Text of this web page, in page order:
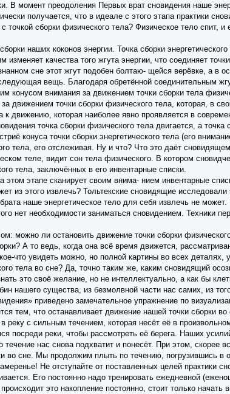
В момент преодоления Первых врат сновидения наше
получается, что в идеале с этого этапа практики
точкой сборки физического тела? Физическое тело спит,
наших коконов энергии. Точка сборки
качества того жгута энергии, что соединяет
сне этот жгут подобен болтаю- щейся верёвке, а в
вещь. Благодаря обретённой соединительным
конусом внимания за движением точки сборки тела
движением точки сборки физического тела, которая, в
к движению, которая наиболее явно проявляется в
точка сборки физического тела двигается, а точка
конуса точки сборки энергетического тела (его
тела, его отслеживая. Ну и что? Что это даёт
теле, видит сон тела физического. В котором
тела, заключённых в его инвентарные списки.
этом этапе сканирует своим внима- нием инвентарные
из этого извлечь? Тольтекские сновидящие исследовали
наше энергетическое тело для себя извлечь не
нет необходимости заниматься сновидением. Техники
можно ли остановить движение точки сборки
А то ведь, когда она всё время движется,
что увидеть можно, но полной картины во всех
тела во сне? Да, точно таким же, каким сновидящий
это своё желание, но не интеллектуально, а как бы
нашего существа, из безмолвной части нас самих, из
приведено замечательное упражнение по
тем, что останавливает движение нашей точки сборки
реку с сильным течением, которая несёт её в
посреди реки, чтобы рассмотреть её берега. Наших
нас снова подхватит и понесёт. При этом, скорее
во сне. Мы продолжим плыть по течению, погрузившись
Не отступайте от поставленных целей практики
Его постоянно надо тренировать ежедневной
это накопление постоянно, стоит только